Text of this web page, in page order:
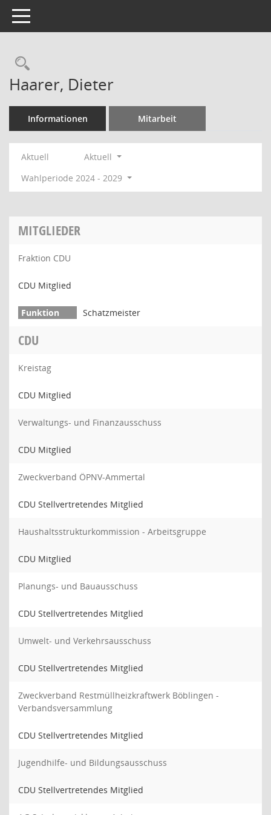
Toggle navigation
Rechercheauswahl
Haarer, Dieter
Informationen Mitarbeit
Aktuell
Aktuell
Wahlperiode 2024 - 2029
MITGLIEDER
Fraktion CDU
CDU Mitglied
Schatzmeister
CDU
Kreistag
CDU Mitglied
Verwaltungs- und Finanzausschuss
CDU Mitglied
Zweckverband ÖPNV-Ammertal
CDU Stellvertretendes Mitglied
Haushaltsstrukturkommission - Arbeitsgruppe
CDU Mitglied
Planungs- und Bauausschuss
CDU Stellvertretendes Mitglied
Umwelt- und Verkehrsausschuss
CDU Stellvertretendes Mitglied
Zweckverband Restmüllheizkraftwerk Böblingen -
Verbandsversammlung
CDU Stellvertretendes Mitglied
Jugendhilfe- und Bildungsausschuss
CDU Stellvertretendes Mitglied